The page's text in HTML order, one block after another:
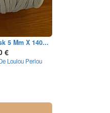
5 Mm X 140...
€
Loulou Perlou